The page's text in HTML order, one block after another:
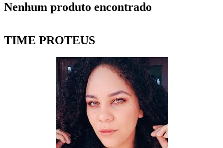
Nenhum produto encontrado
TIME PROTEUS